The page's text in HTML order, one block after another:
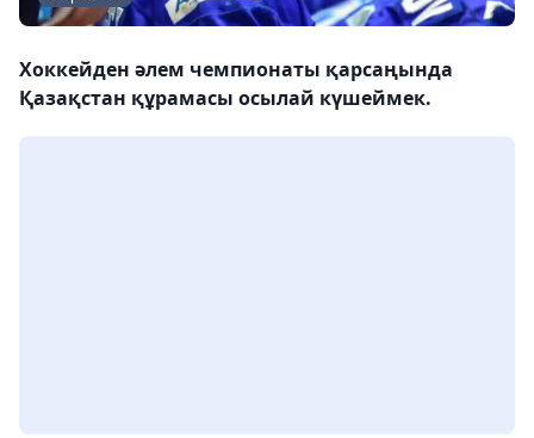
Хоккейден әлем чемпионаты қарсаңында
Қазақстан құрамасы осылай күшеймек.